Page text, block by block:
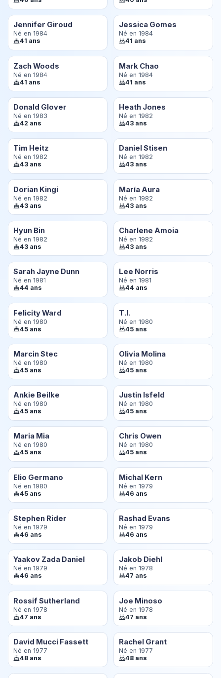
Jennifer Giroud
Né en 1984
41 ans
Jessica Gomes
Né en 1984
41 ans
Zach Woods
Né en 1984
41 ans
Mark Chao
Né en 1984
41 ans
Donald Glover
Né en 1983
42 ans
Heath Jones
Né en 1982
43 ans
Tim Heitz
Né en 1982
43 ans
Daniel Stisen
Né en 1982
43 ans
Dorian Kingi
Né en 1982
43 ans
María Aura
Né en 1982
43 ans
Hyun Bin
Né en 1982
43 ans
Charlene Amoia
Né en 1982
43 ans
Sarah Jayne Dunn
Né en 1981
44 ans
Lee Norris
Né en 1981
44 ans
Felicity Ward
Né en 1980
45 ans
T.I.
Né en 1980
45 ans
Marcin Stec
Né en 1980
45 ans
Olivia Molina
Né en 1980
45 ans
Ankie Beilke
Né en 1980
45 ans
Justin Isfeld
Né en 1980
45 ans
Maria Mia
Né en 1980
45 ans
Chris Owen
Né en 1980
45 ans
Elio Germano
Né en 1980
45 ans
Michal Kern
Né en 1979
46 ans
Stephen Rider
Né en 1979
46 ans
Rashad Evans
Né en 1979
46 ans
Yaakov Zada Daniel
Né en 1979
46 ans
Jakob Diehl
Né en 1978
47 ans
Rossif Sutherland
Né en 1978
47 ans
Joe Minoso
Né en 1978
47 ans
David Mucci Fassett
Né en 1977
48 ans
Rachel Grant
Né en 1977
48 ans